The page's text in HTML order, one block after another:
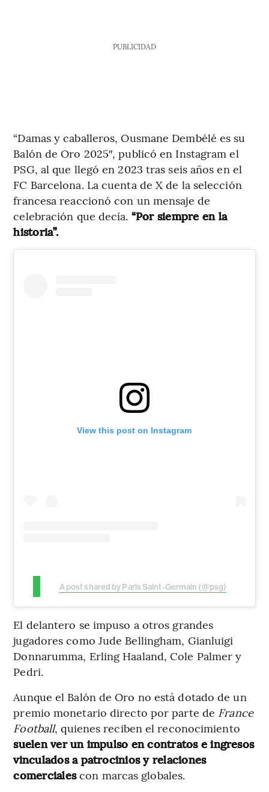
PUBLICIDAD
“Damas y caballeros, Ousmane Dembélé es su
Balón de Oro 2025″, publicó en Instagram el
PSG, al que llegó en 2023 tras seis años en el
FC Barcelona. La cuenta de X de la selección
francesa reaccionó con un mensaje de
celebración que decía. “Por siempre en la
historia”.
View this post on Instagram
A post shared by Paris Saint-Germain (@psg)
El delantero se impuso a otros grandes
jugadores como Jude Bellingham, Gianluigi
Donnarumma, Erling Haaland, Cole Palmer y
Pedri.
Aunque el Balón de Oro no está dotado de un
premio monetario directo por parte de France
Football, quienes reciben el reconocimiento
suelen ver un impulso en contratos e ingresos
vinculados a patrocinios y relaciones
comercialescon marcas globales.